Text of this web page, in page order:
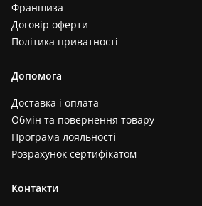
Франшиза
Договір оферти
Політика приватності
Допомога
Доставка і оплата
Обмін та повернення товару
Програма лояльності
Розрахунок сертифікатом
Контакти